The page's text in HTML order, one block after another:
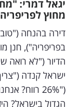
דיגיטל
וטק
שיווק
ופרסום
משפט
יגאל דמרי:
מחוץ
דירה בהנחה
בפריפריה"), חנן
הדיור ("לא רואה
ישראל קנדה
("26%
הגדול בישראל?